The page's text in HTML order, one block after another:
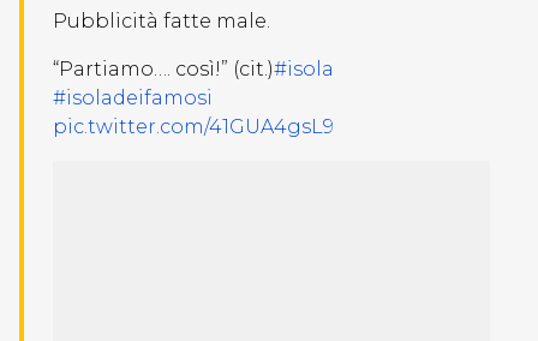
Pubblicità fatte male.
“Partiamo…. così!” (cit.)#isola
#isoladeifamosi
pic.twitter.com/41GUA4gsL9